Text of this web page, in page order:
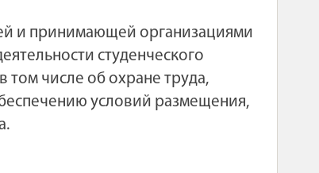
и принимающей организациями
студенческого
том числе об охране труда,
условий размещения,